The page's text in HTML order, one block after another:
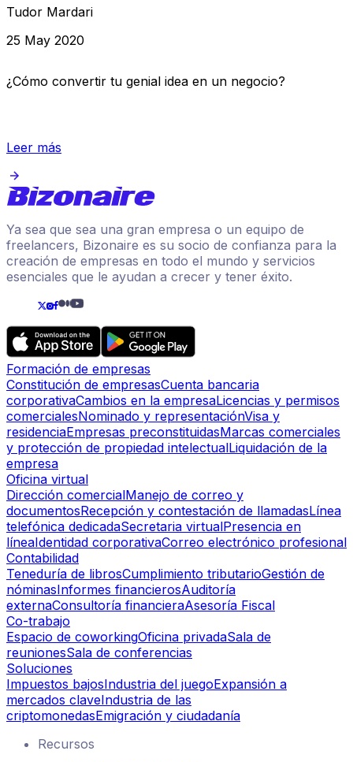
Tudor Mardari
25 May 2020
¿Cómo convertir tu genial idea en un negocio?
Leer más
Ya sea que sea una gran empresa o un equipo de
freelancers, Bizonaire es su socio de confianza para la
creación de empresas en todo el mundo y servicios
esenciales que le ayudan a crecer y tener éxito.
Formación de empresas
Constitución de empresasCuenta bancaria
corporativaCambios en la empresaLicencias y permisos
comercialesNominado y representaciónVisa y
residenciaEmpresas preconstituidasMarcas comerciales
y protección de propiedad intelectualLiquidación de la
empresa
Oficina virtual
Dirección comercialManejo de correo y
documentosRecepción y contestación de llamadasLínea
telefónica dedicadaSecretaria virtualPresencia en
líneaIdentidad corporativaCorreo electrónico profesional
Contabilidad
Teneduría de librosCumplimiento tributarioGestión de
nóminasInformes financierosAuditoría
externaConsultoría financieraAsesoría Fiscal
Co-trabajo
Espacio de coworkingOficina privadaSala de
reunionesSala de conferencias
Soluciones
Impuestos bajosIndustria del juegoExpansión a
mercados claveIndustria de las
criptomonedasEmigración y ciudadanía
Recursos